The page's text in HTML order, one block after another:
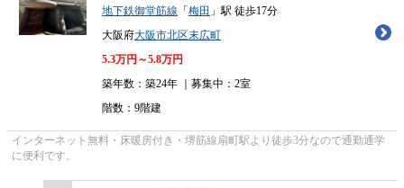
地下鉄御堂筋線 「梅田 」駅 徒歩17分
大阪府大阪市北区末広町
5.3万円～5.8万円
築年数：築24年 ｜募集中： 2室
階数：9階建
インターネット無料・床暖房付き・堺筋線扇町駅より徒歩3分なので通勤通学
に便利です。